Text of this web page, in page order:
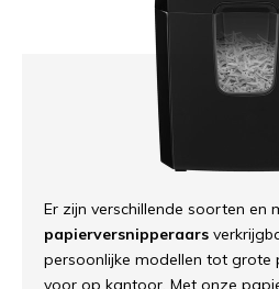
Er zijn verschillende soorten en
papierversnipperaars
persoonlijke modellen tot grote
voor op kantoor. Met onze